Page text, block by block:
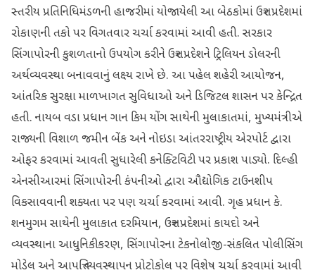
સ્તરીય પ્રતિનિધિમંડળની હાજરીમાં યોજાયેલી આ બેઠકોમાં ઉત્તર પ્રદેશમાં
રોકાણની તકો પર વિગતવાર ચર્ચા કરવામાં આવી હતી. સરકાર
સિંગાપોરની કુશળતાનો ઉપયોગ કરીને ઉત્તર પ્રદેશને ટ્રિલિયન ડોલરની
અર્થવ્યવસ્થા બનાવવાનું લક્ષ્ય રાખે છે. આ પહેલ શહેરી આયોજન,
આંતરિક સુરક્ષા માળખાગત સુવિધાઓ અને ડિજિટલ શાસન પર કેન્દ્રિત
હતી. નાયબ વડા પ્રધાન ગાન કિમ યોંગ સાથેની મુલાકાતમાં, મુખ્યમંત્રીએ
રાજ્યની વિશાળ જમીન બેંક અને નોઇડા આંતરરાષ્ટ્રીય એરપોર્ટ દ્વારા
ઓફર કરવામાં આવતી સુધારેલી કનેક્ટિવિટી પર પ્રકાશ પાડ્યો. દિલ્હી
એનસીઆરમાં સિંગાપોરની કંપનીઓ દ્વારા ઔદ્યોગિક ટાઉનશીપ
વિકસાવવાની શક્યતા પર પણ ચર્ચા કરવામાં આવી. ગૃહ પ્રધાન કે.
શનમુગમ સાથેની મુલાકાત દરમિયાન, ઉત્તર પ્રદેશમાં કાયદો અને
વ્યવસ્થાના આધુનિકીકરણ, સિંગાપોરના ટેકનોલોજી-સંકલિત પોલીસિંગ
મોડેલ અને આપત્તિ વ્યવસ્થાપન પ્રોટોકોલ પર વિશેષ ચર્ચા કરવામાં આવી